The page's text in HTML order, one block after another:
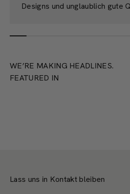
Designs und unglaublich gute
WE’RE MAKING HEADLINES.
FEATURED IN
Lass uns in Kontakt bleiben